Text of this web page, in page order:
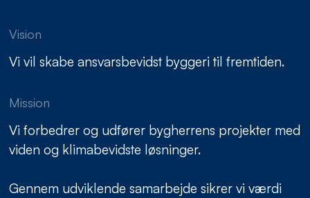
Vision
Vi vil skabe ansvarsbevidst byggeri til fremtiden.
Mission
Vi forbedrer og udfører bygherrens projekter med
viden og klimabevidste løsninger.
Gennem udviklende samarbejde sikrer vi værdi